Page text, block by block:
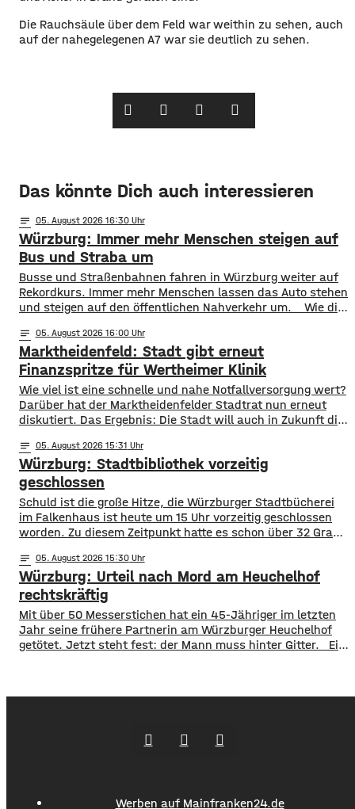
Die Rauchsäule über dem Feld war weithin zu sehen, auch
auf der nahegelegenen A7 war sie deutlich zu sehen.
Das könnte Dich auch interessieren
notes 05. August 2026 16:30
Würzburg: Immer mehr Menschen steigen auf
Bus und Straba um
​​Busse und Straßenbahnen fahren in Würzburg weiter auf
Rekordkurs. Immer mehr Menschen lassen das Auto stehen
und steigen auf den öffentlichen Nahverkehr um. ​Wie die
so viele Fahrgäste transportiert wie nie zuvor. Insgesamt
waren knapp 18 Millionen Menschen im öffentlichen
Nahverkehr unterwegs. ​Besonders deutlich zeigt sich
notes 05. August 2026 16:00
Marktheidenfeld: Stadt gibt erneut
Finanzspritze für Wertheimer Klinik
​​Wie viel ist eine schnelle und nahe Notfallversorgung wert?
Darüber hat der Marktheidenfelder Stadtrat nun erneut
diskutiert. Das Ergebnis: Die Stadt will auch in Zukunft die
finanziell unterstützen. ​Über 31.000 Euro fließen in
diesem Jahr an den entsprechenden Förderverein des
Krankenhauses. Denn: Allein im letzten Jahr haben sich
120 Menschen aus Marktheidenfeld
notes 05. August 2026 15:31
Würzburg: Stadtbibliothek vorzeitig
geschlossen
Schuld ist die große Hitze, die Würzburger Stadtbücherei
im Falkenhaus ist heute um 15 Uhr vorzeitig geschlossen
worden. Zu diesem Zeitpunkt hatte es schon über 32 Grad
vorzeitige Schließung begründet die Stadt mit dem Schutz
der Gesundheit der Besucher, vor allem aber auch der
Beschäftigten in der Stadtbücherei. Das
notes 05. August 2026 15:30
Würzburg: Urteil nach Mord am Heuchelhof
rechtskräftig
​​Mit über 50 Messerstichen hat ein 45-Jähriger im letzten
Jahr seine frühere Partnerin am Würzburger Heuchelhof
getötet. Jetzt steht fest: der Mann muss hinter Gitter. ​Ein
Werben auf Mainfranken24.de